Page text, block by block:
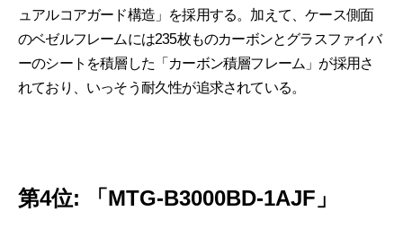
ュアルコアガード構造」を採用する。加えて、ケース側面
のベゼルフレームには235枚ものカーボンとグラスファイバ
ーのシートを積層した「カーボン積層フレーム」が採用さ
れており、いっそう耐久性が追求されている。
第4位: 「MTG-B3000BD-1AJF」